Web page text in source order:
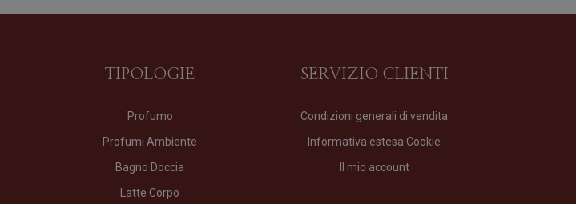
TIPOLOGIE
Profumo
Profumi Ambiente
Bagno Doccia
Latte Corpo
SERVIZIO CLIENTI
Condizioni generali di vendita
Informativa estesa Cookie
Il mio account